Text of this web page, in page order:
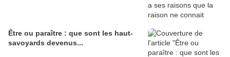
Être ou paraître : que sont les haut-
savoyards devenus...